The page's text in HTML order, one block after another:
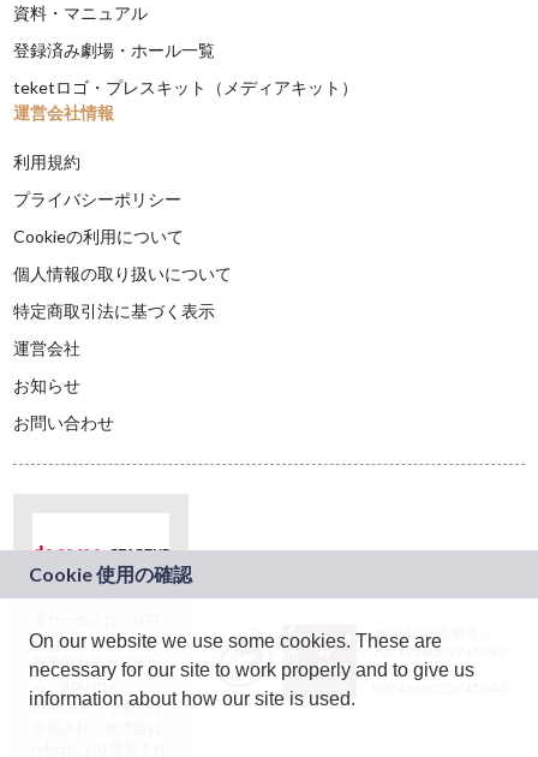
資料・マニュアル
登録済み劇場・ホール一覧
teketロゴ・プレスキット（メディアキット）
運営会社情報
利用規約
プライバシーポリシー
Cookieの利用について
個人情報の取り扱いについて
特定商取引法に基づく表示
運営会社
お知らせ
お問い合わせ
ドコモグループの新
規事業創出プログラ
ム「docomo
STARTUP」を通じて
JASRAC許諾番号：
9024936001Y45037
JASRAC許諾番号：
On our website we use some cookies. These are
necessary for our site to work properly and to give us
information about how our site is used.